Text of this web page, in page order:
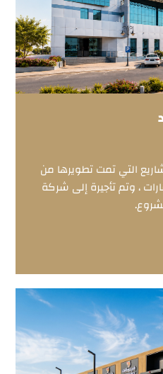
التي تمت تطويرها من
، وتم تأجيرة إلى شركة